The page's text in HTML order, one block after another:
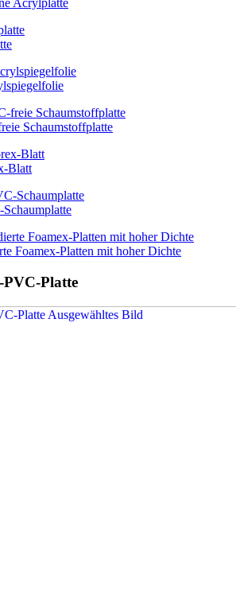
Acrylplatte
Schaumstoffplatte
Blatt
Foamex-Platten mit hoher Dichte
Platte